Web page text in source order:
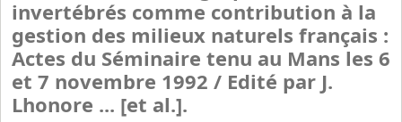
invertébrés comme contribution à la
gestion des milieux naturels français :
Actes du Séminaire tenu au Mans les 6
et 7 novembre 1992 / Edité par J.
Lhonore ... [et al.].